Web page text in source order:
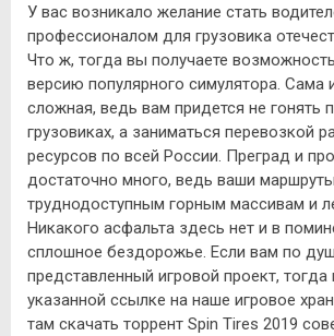
У вас возникало желание стать
профессионалом для грузовика
Что ж, тогда вы получаете
версию популярного симулятора. Сама
сложная, ведь вам придется не гонять
грузовиках, а заниматься перевозкой
ресурсов по всей России. Преград и
достаточно много, ведь ваши
труднодоступным горным массивам и
Никакого асфальта здесь нет и в
сплошное бездорожье. Если вам по
представленный игровой проект, тогда
указанной ссылке на наше игровое
там скачать торрент Spin Tires 2019